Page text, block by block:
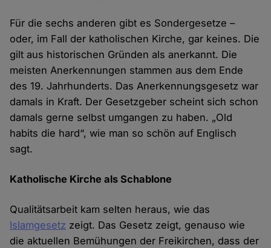
Für die sechs anderen gibt es Sondergesetze –
oder, im Fall der katholischen Kirche, gar keines. Die
gilt aus historischen Gründen als anerkannt. Die
meisten Anerkennungen stammen aus dem Ende
des 19. Jahrhunderts. Das Anerkennungsgesetz war
damals in Kraft. Der Gesetzgeber scheint sich schon
damals gerne selbst umgangen zu haben. „Old
habits die hard“, wie man so schön auf Englisch
sagt.
Katholische Kirche als Schablone
Qualitätsarbeit kam selten heraus, wie das
Islamgesetz zeigt. Das Gesetz zeigt, genauso wie
die aktuellen Bemühungen der Freikirchen, dass der